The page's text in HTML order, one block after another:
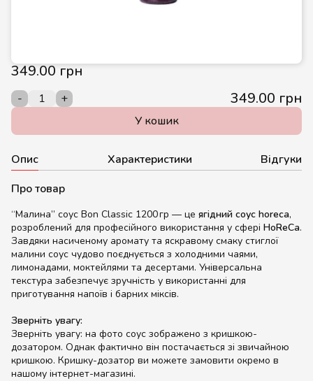
349.00 грн
- + 349.00 грн
У кошик
Опис Характеристики
Відгуки
Про товар
“Малина” соус Bon Classic 1200 гр — це ягідний соус horeca,
розроблений для професійного використання у сфері HoReCa.
Завдяки насиченому аромату та яскравому смаку стиглої
малини соус чудово поєднується з холодними чаями,
лимонадами, моктейлями та десертами. Універсальна
текстура забезпечує зручність у використанні для
приготування напоїв і барних міксів.
Зверніть увагу:
Зверніть увагу: на фото соус зображено з кришкою-
дозатором. Однак фактично він постачається зі звичайною
кришкою. Кришку-дозатор ви можете замовити окремо в
нашому інтернет-магазині.